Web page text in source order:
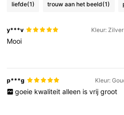
liefde(1) trouw aan het beeld(1)
y***v Kleur:
Mooi
p***g Kleur:
goeie kwaliteit alleen is vrij groot